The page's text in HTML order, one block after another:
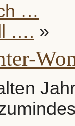
…
…. »